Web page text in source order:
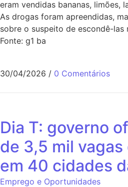
eram vendidas bananas, limões,
As drogas foram apreendidas,
sobre o suspeito de escondê-las
Fonte: g1 ba
30/04/2026 / 0 Comentários
Dia T: governo
de 3,5 mil
em 40 cidades
Emprego e Oportunidades